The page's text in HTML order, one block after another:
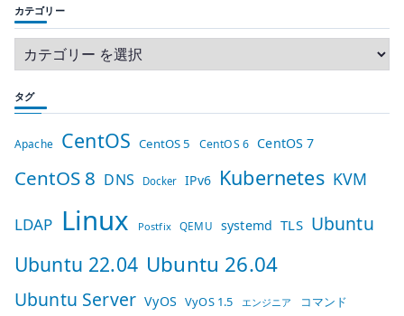
カテゴリー
タグ
Apache CentOS CentOS 5 CentOS 6 CentOS 7
CentOS 8 DNS Docker IPv6 Kubernetes KVM
LDAP Linux Postfix QEMU systemd TLS Ubuntu
Ubuntu 22.04 Ubuntu 26.04
Ubuntu Server VyOS VyOS 1.5 エンジニア コマンド